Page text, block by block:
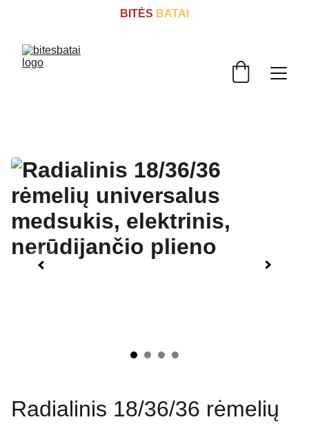
BITĖS BATAI
Radialinis 18/36/36 rėmelių